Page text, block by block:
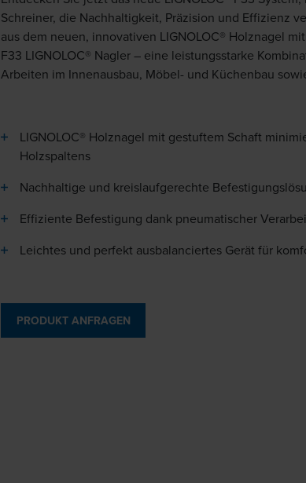
Schreiner, die Nachhaltigkeit, Präzision und Effizienz
aus dem neuen, innovativen LIGNOLOC® Holznagel
F33 LIGNOLOC® Nagler – eine leistungsstarke
Arbeiten im Innenausbau, Möbel- und Küchenbau
LIGNOLOC® Holznagel mit gestuftem Schaft
Holzspaltens
Nachhaltige und kreislaufgerechte
Effiziente Befestigung dank pneumatischer
Leichtes und perfekt ausbalanciertes Gerät für
PRODUKT ANFRAGEN